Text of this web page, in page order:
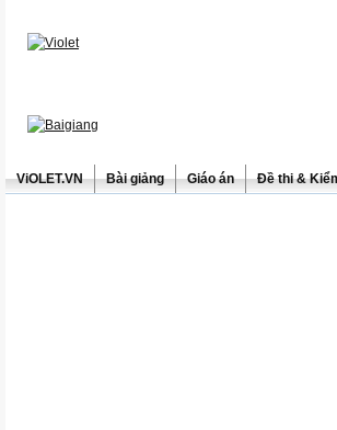
ViOLET.VN Bài giảng Giáo án Đề thi &